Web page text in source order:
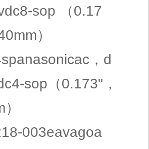
sop （0.17
）
，d
sop（0.173"，
003eavagoa